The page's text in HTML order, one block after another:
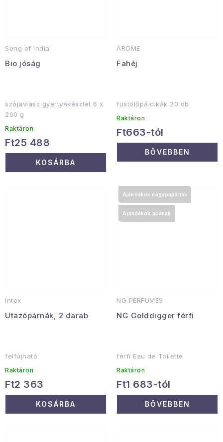
Song of India
Bio jóság
szójaviasz gyertyakészlet 6 x
200 g
Raktáron
Ft25 488
KOSÁRBA
ARÔME
Fahéj
füstölőpálcikák 20 db
Raktáron
Ft663-tól
BŐVEBBEN
Intex
Utazópárnák, 2 darab
felfújható
Raktáron
Ft2 363
KOSÁRBA
NG PERFUMES
NG Golddigger férfi
Ajándékok nagypapának
Ajándékok apának
férfi Eau de Toilette
Raktáron
Ft1 683-tól
BŐVEBBEN